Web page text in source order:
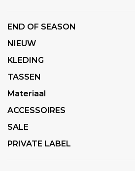
END OF SEASON
NIEUW
KLEDING
TASSEN
Materiaal
ACCESSOIRES
SALE
PRIVATE LABEL